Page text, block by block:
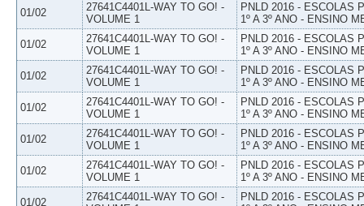
01/02
27641C4401L-WAY TO GO! -
VOLUME 1
PNLD 2016 - ESCOLAS
1º A 3º ANO - ENSINO
01/02
27641C4401L-WAY TO GO! -
VOLUME 1
PNLD 2016 - ESCOLAS
1º A 3º ANO - ENSINO
01/02
27641C4401L-WAY TO GO! -
VOLUME 1
PNLD 2016 - ESCOLAS
1º A 3º ANO - ENSINO
01/02
27641C4401L-WAY TO GO! -
VOLUME 1
PNLD 2016 - ESCOLAS
1º A 3º ANO - ENSINO
01/02
27641C4401L-WAY TO GO! -
VOLUME 1
PNLD 2016 - ESCOLAS
1º A 3º ANO - ENSINO
01/02
27641C4401L-WAY TO GO! -
VOLUME 1
PNLD 2016 - ESCOLAS
1º A 3º ANO - ENSINO
01/02
27641C4401L-WAY TO GO! -
PNLD 2016 - ESCOLAS